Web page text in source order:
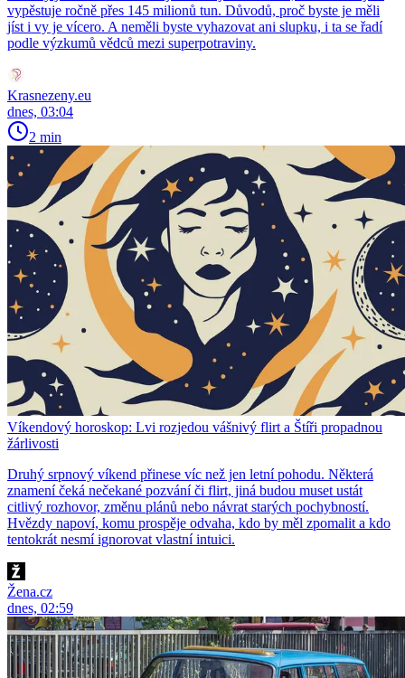
vypěstuje ročně přes 145 milionů tun. Důvodů, proč byste je měli
jíst i vy je vícero. A neměli byste vyhazovat ani slupku, i ta se řadí
podle výzkumů vědců mezi superpotraviny.
Krasnezeny.eu
dnes, 03:04
2 min
Víkendový horoskop: Lvi rozjedou vášnivý flirt a Štíři propadnou
žárlivosti
Druhý srpnový víkend přinese víc než jen letní pohodu. Některá
znamení čeká nečekané pozvání či flirt, jiná budou muset ustát
citlivý rozhovor, změnu plánů nebo návrat starých pochybností.
Hvězdy napoví, komu prospěje odvaha, kdo by měl zpomalit a kdo
tentokrát nesmí ignorovat vlastní intuici.
Žena.cz
dnes, 02:59